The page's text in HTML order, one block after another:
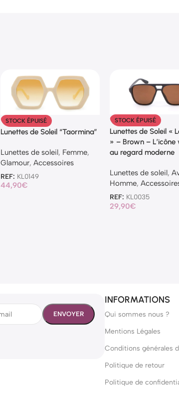
STOCK ÉPUISÉ
Lunettes de Soleil “Taormina”
Lunettes de soleil, Femme,
Glamour, Accessoires
REF: KL0149
44,90€
STOCK ÉPUISÉ
Lunettes de Soleil «
» – Brown – L’icône
au regard moderne
Lunettes de soleil,
Homme,
REF: KL0035
29,90€
INFORMATIONS
Qui sommes nous ?
Mentions Légales
Conditions générales
Politique de retour
Politique de